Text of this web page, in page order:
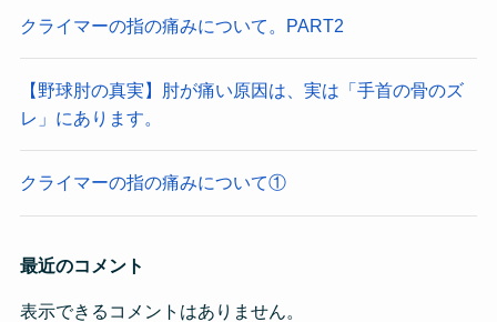
クライマーの指の痛みについて。PART2
【野球肘の真実】肘が痛い原因は、実は「手首の骨のズ
レ」にあります。
クライマーの指の痛みについて①
最近のコメント
表示できるコメントはありません。